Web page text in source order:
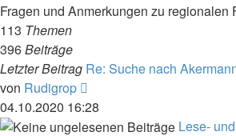
Fragen und Anmerkungen zu regionalen
113 Themen
396Beiträge
Letzter Beitrag Re: Suche nach
von Rudigrop
Beitrag
04.10.2020 16:28
Lese-